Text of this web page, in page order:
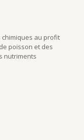
au profit
poisson et des
nutriments